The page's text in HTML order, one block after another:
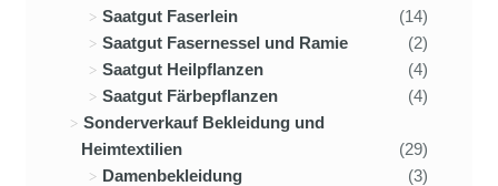
Saatgut Faserlein
(14)
Saatgut Fasernessel und Ramie
(2)
Saatgut Heilpflanzen
(4)
Saatgut Färbepflanzen
(4)
Sonderverkauf Bekleidung und
Heimtextilien
(29)
Damenbekleidung
(3)